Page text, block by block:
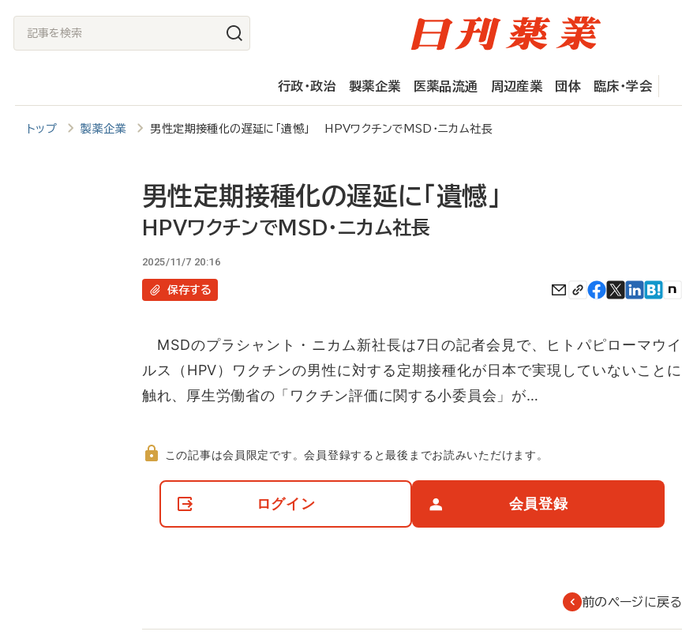
記
事
検
行政・政治 製薬企業 医薬品流通 周辺産業 団体 臨床・学会
トップ 製薬企業 男性定期接種化の遅延に「遺憾」 HPVワクチンでMSD・ニカム社長
男性定期接種化の遅延に「遺憾」
HPVワクチンでMSD・ニカム社長
2025/11/7 20:16
保存する
MSDのプラシャント・ニカム新社長は7日の記者会見で、ヒトパピローマウイ
ルス（HPV）ワクチンの男性に対する定期接種化が日本で実現していないことに
触れ、厚生労働省の「ワクチン評価に関する小委員会」が…
て
この記事は会員限定です。会員登録すると最後までお読みいただけます。
ログイン 会員登録
前のページに戻る